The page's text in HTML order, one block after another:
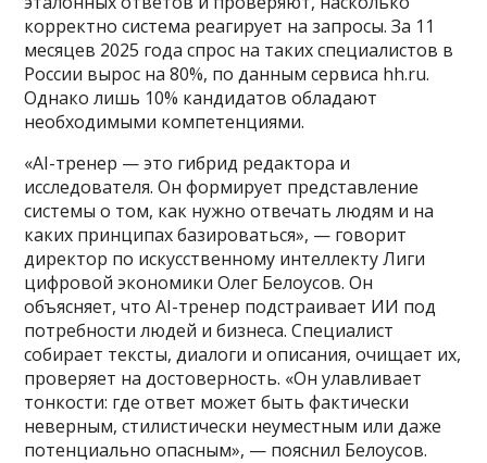
корректно система реагирует на запросы. За 11
месяцев 2025 года спрос на таких специалистов в
России вырос на 80%, по данным сервиса hh.ru.
Однако лишь 10% кандидатов обладают
необходимыми компетенциями.
«AI-тренер — это гибрид редактора и
исследователя. Он формирует представление
системы о том, как нужно отвечать людям и на
каких принципах базироваться», — говорит
директор по искусственному интеллекту Лиги
цифровой экономики Олег Белоусов. Он
объясняет, что AI-тренер подстраивает ИИ под
потребности людей и бизнеса. Специалист
собирает тексты, диалоги и описания, очищает их,
проверяет на достоверность. «Он улавливает
тонкости: где ответ может быть фактически
неверным, стилистически неуместным или даже
потенциально опасным», — пояснил Белоусов.